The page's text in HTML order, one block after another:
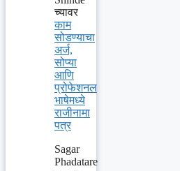
च्यावर
काम
सोडण्याचा
अर्ज,
सोप्या
आणि
प्रोफेशनल
भाषेमध्ये
राजीनामा
पत्र
Sagar
Phadatare